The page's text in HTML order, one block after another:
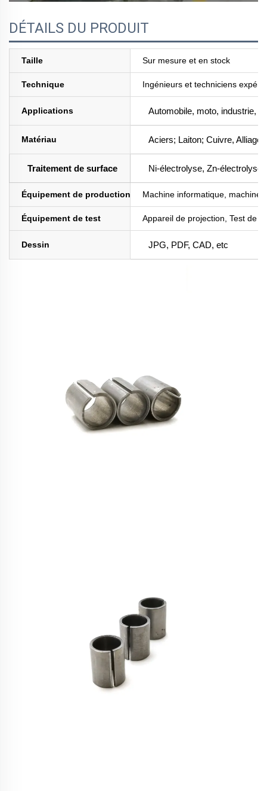
DÉTAILS DU PRODUIT
Taille Sur mesure et en stock
Technique Ingénieurs et techniciens
Applications Automobile, moto, industrie,
Matériau Aciers; Laiton; Cuivre, Alliage
Traitement de surface Ni-électrolyse, Zn-
Équipement de production Machine informatique, machine
Équipement de test Appareil de projection, Test de
Dessin JPG, PDF, CAD, etc